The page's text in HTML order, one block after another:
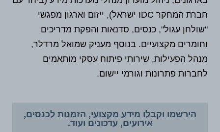
חברת המחקר IDC ישראל), ייזום וארגון מפגשי
"שולחן עגול", כנסים, סדנאות והפקת מדריכים
וחומרים מקצועיים. בנוסף מעניק שמואל מרדלר,
מנהל הפעילות, שירותי פיתוח עסקי מותאמים
לחברות פתרונות וגורמי יישום.
הירשמו וקבלו מידע מקצועי, הזמנות לכנסים,
אירועים, עדכונים ועוד.